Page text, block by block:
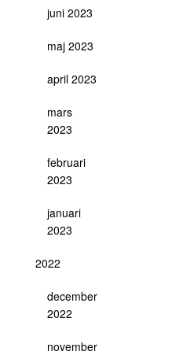
juni 2023
maj 2023
april 2023
mars
2023
februari
2023
januari
2023
2022
december
2022
november